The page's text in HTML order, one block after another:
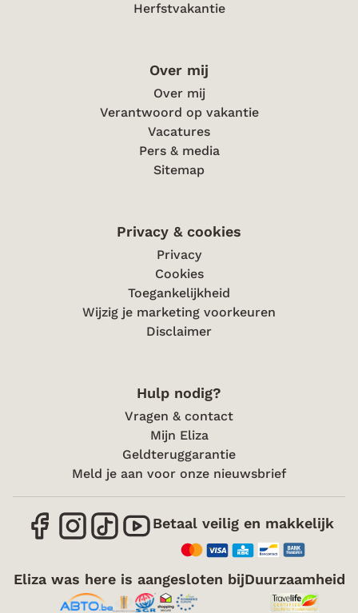
Herfstvakantie
Over mij
Over mij
Verantwoord op vakantie
Vacatures
Pers & media
Sitemap
Privacy & cookies
Privacy
Cookies
Toegankelijkheid
Wijzig je marketing voorkeuren
Disclaimer
Hulp nodig?
Vragen & contact
Mijn Eliza
Geldteruggarantie
Meld je aan voor onze nieuwsbrief
Betaal veilig en makkelijk
Eliza was here is aangesloten bijDuurzaamheid